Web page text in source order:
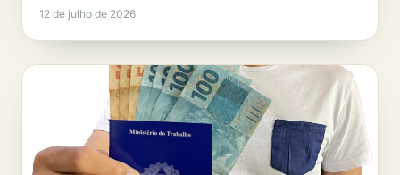
12 de julho de 2026